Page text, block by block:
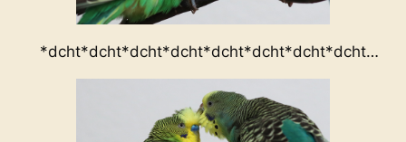
*dcht*dcht*dcht*dcht*dcht*dcht*dcht*dcht…